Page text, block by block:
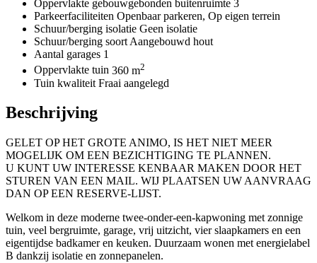
Oppervlakte gebouwgebonden buitenruimte 3
Parkeerfaciliteiten Openbaar parkeren, Op eigen terrein
Schuur/berging isolatie Geen isolatie
Schuur/berging soort Aangebouwd hout
Aantal garages 1
Oppervlakte tuin 360 m2
Tuin kwaliteit Fraai aangelegd
Beschrijving
GELET OP HET GROTE ANIMO, IS HET NIET MEER
MOGELIJK OM EEN BEZICHTIGING TE PLANNEN.
U KUNT UW INTERESSE KENBAAR MAKEN DOOR HET
STUREN VAN EEN MAIL. WIJ PLAATSEN UW AANVRAAG
DAN OP EEN RESERVE-LIJST.
Welkom in deze moderne twee-onder-een-kapwoning met zonnige
tuin, veel bergruimte, garage, vrij uitzicht, vier slaapkamers en een
eigentijdse badkamer en keuken. Duurzaam wonen met energielabel
B dankzij isolatie en zonnepanelen.